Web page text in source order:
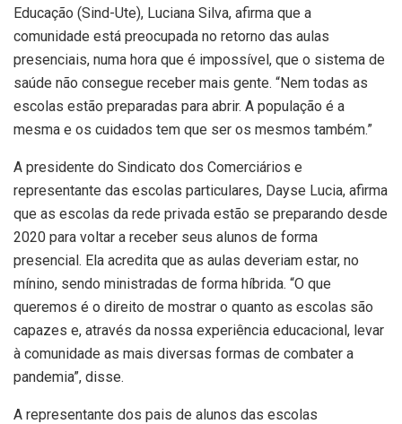
Educação (Sind-Ute), Luciana Silva, afirma que a
comunidade está preocupada no retorno das aulas
presenciais, numa hora que é impossível, que o sistema de
saúde não consegue receber mais gente. “Nem todas as
escolas estão preparadas para abrir. A população é a
mesma e os cuidados tem que ser os mesmos também.”
A presidente do Sindicato dos Comerciários e
representante das escolas particulares, Dayse Lucia, afirma
que as escolas da rede privada estão se preparando desde
2020 para voltar a receber seus alunos de forma
presencial. Ela acredita que as aulas deveriam estar, no
mínino, sendo ministradas de forma híbrida. “O que
queremos é o direito de mostrar o quanto as escolas são
capazes e, através da nossa experiência educacional, levar
à comunidade as mais diversas formas de combater a
pandemia”, disse.
A representante dos pais de alunos das escolas